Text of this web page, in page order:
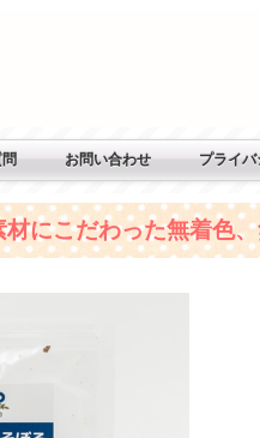
お問い合わせ プライ
材にこだわった無着色